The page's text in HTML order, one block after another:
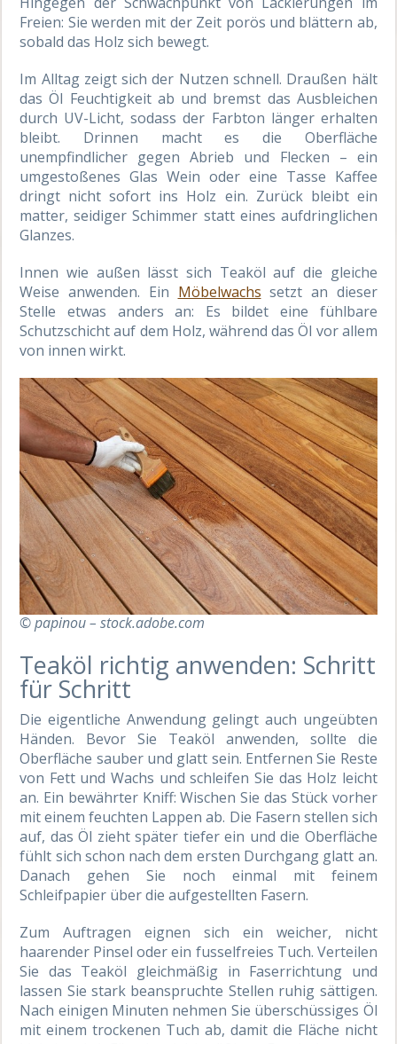
Freien: Sie werden mit der Zeit porös und blättern ab,
sobald das Holz sich bewegt.
Im Alltag zeigt sich der Nutzen schnell. Draußen hält
das Öl Feuchtigkeit ab und bremst das Ausbleichen
durch UV-Licht, sodass der Farbton länger erhalten
bleibt. Drinnen macht es die Oberfläche
unempfindlicher gegen Abrieb und Flecken – ein
umgestoßenes Glas Wein oder eine Tasse Kaffee
dringt nicht sofort ins Holz ein. Zurück bleibt ein
matter, seidiger Schimmer statt eines aufdringlichen
Glanzes.
Innen wie außen lässt sich Teaköl auf die gleiche
Weise anwenden. Ein Möbelwachs setzt an dieser
Stelle etwas anders an: Es bildet eine fühlbare
Schutzschicht auf dem Holz, während das Öl vor allem
von innen wirkt.
© papinou – stock.adobe.com
Teaköl richtig anwenden: Schritt
für Schritt
Die eigentliche Anwendung gelingt auch ungeübten
Händen. Bevor Sie Teaköl anwenden, sollte die
Oberfläche sauber und glatt sein. Entfernen Sie Reste
von Fett und Wachs und schleifen Sie das Holz leicht
an. Ein bewährter Kniff: Wischen Sie das Stück vorher
mit einem feuchten Lappen ab. Die Fasern stellen sich
auf, das Öl zieht später tiefer ein und die Oberfläche
fühlt sich schon nach dem ersten Durchgang glatt an.
Danach gehen Sie noch einmal mit feinem
Schleifpapier über die aufgestellten Fasern.
Zum Auftragen eignen sich ein weicher, nicht
haarender Pinsel oder ein fusselfreies Tuch. Verteilen
Sie das Teaköl gleichmäßig in Faserrichtung und
lassen Sie stark beanspruchte Stellen ruhig sättigen.
Nach einigen Minuten nehmen Sie überschüssiges Öl
mit einem trockenen Tuch ab, damit die Fläche nicht